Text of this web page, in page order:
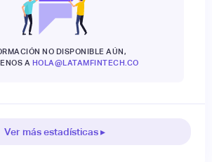
NO DISPONIBLE AÚN,
A HOLA@LATAMFINTECH.CO
Ver más estadísticas ▸